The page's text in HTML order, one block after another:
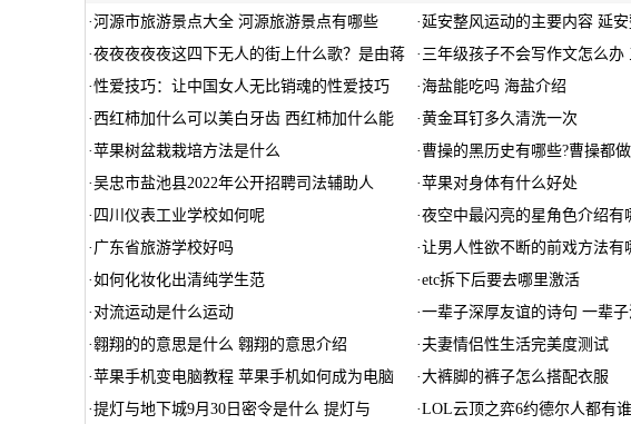
·河源市旅游景点大全 河源旅游景点有哪些 · 延安整风运动的主要内容 延
·夜夜夜夜夜这四下无人的街上什么歌？是由蒋 · 三年级孩子不会写作文怎么办
·性爱技巧：让中国女人无比销魂的性爱技巧 ·海盐能吃吗 海盐介绍
· 西红柿加什么可以美白牙齿 西红柿加什么能 ·黄金耳钉多久清洗一次
·苹果树盆栽栽培方法是什么 · 曹操的黑历史有哪些?曹操都
·吴忠市盐池县2022年公开招聘司法辅助人 ·苹果对身体有什么好处
· 四川仪表工业学校如何呢 ·夜空中最闪亮的星角色介绍有
· 广东省旅游学校好吗 ·让男人性欲不断的前戏方法有
·如何化妆化出清纯学生范 ·etc拆下后要去哪里激活
· 对流运动是什么运动 ·一辈子深厚友谊的诗句 一辈
·翱翔的的意思是什么 翱翔的意思介绍 · 夫妻情侣性生活完美度测试
·苹果手机变电脑教程 苹果手机如何成为电脑 ·大裤脚的裤子怎么搭配衣服
·提灯与地下城9月30日密令是什么 提灯与 ·LOL云顶之弈6约德尔人都有